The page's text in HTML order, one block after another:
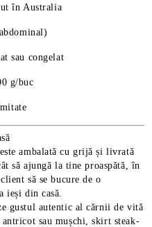
în Australia
sau congelat
g/buc
ambalată cu grijă și livrată
să ajungă la tine proaspătă, în
să se bucure de o
ieși din casă.
gustul autentic al cărnii de vită
sau mușchi, skirt steak-